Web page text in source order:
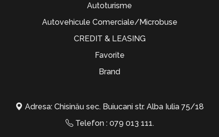
Autoturisme
Autovehicule Comerciale/Microbuse
CREDIT & LEASING
Favorite
Brand
Adresa: Chisinău sec. Buiucani str. Alba Iulia 75/18
Telefon : 079 013 111.